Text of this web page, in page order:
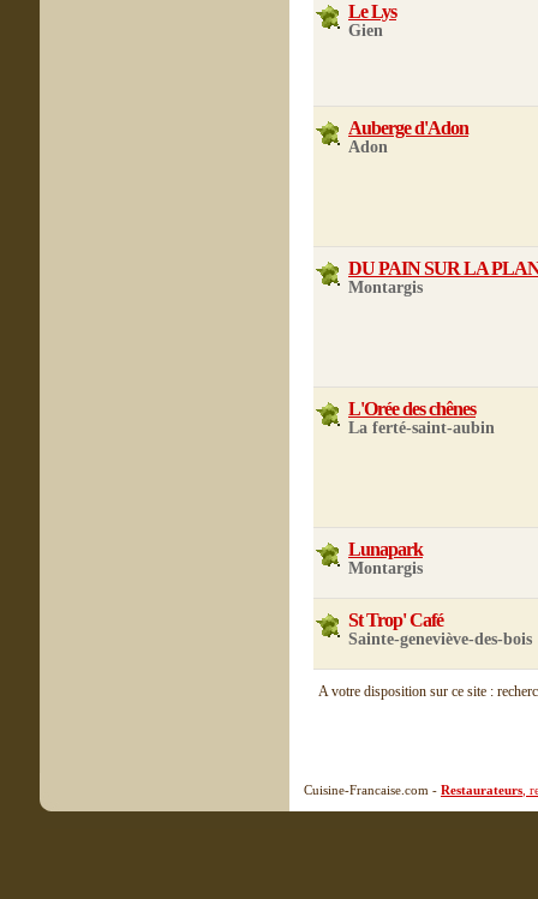
Le Lys
Gien
Auberge d'Adon
Adon
DU PAIN SUR LA
Montargis
L'Orée des chênes
La ferté-saint-aubin
Lunapark
Montargis
St Trop' Café
Sainte-geneviève-des-bois
A votre disposition sur ce site :
Cuisine-Francaise.com - Restaurateurs ,